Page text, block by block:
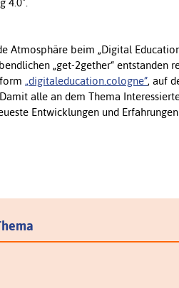
4.0".
Atmosphäre beim „Digital
„get-2gether“ entstanden
„digitaleducation.cologne”, auf
alle an dem Thema
Entwicklungen und